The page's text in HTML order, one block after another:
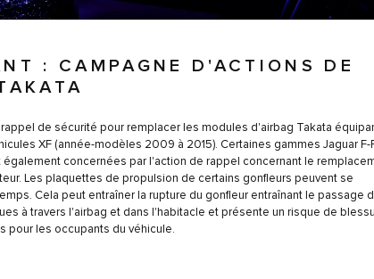
: CAMPAGNE D'ACTIONS DE
de sécurité pour remplacer les modules d'airbag Takata
XF (année-modèles 2009 à 2015). Certaines gammes Jaguar F-
également concernées par l'action de rappel concernant le
Les plaquettes de propulsion de certains gonfleurs peuvent se
Cela peut entraîner la rupture du gonfleur entraînant le passage
à travers l'airbag et dans l'habitacle et présente un risque de
pour les occupants du véhicule.